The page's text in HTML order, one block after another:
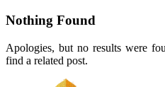
Nothing Found
Apologies, but no results were
find a related post.